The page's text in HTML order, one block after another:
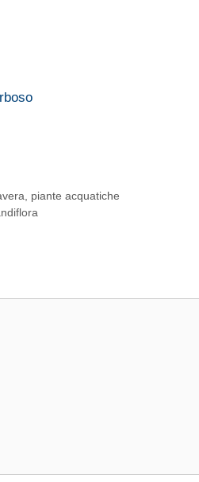
, piante acquatiche